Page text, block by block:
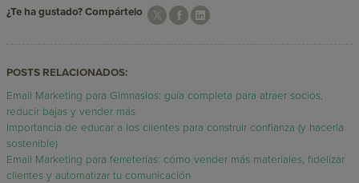
¿Te ha gustado? Compártelo
POSTS RELACIONADOS:
Email Marketing para Gimnasios: guía completa para atraer socios,
reducir bajas y vender más
Importancia de educar a los clientes para construir confianza (y hacerla
sostenible)
Email Marketing para ferreterías: cómo vender más materiales, fidelizar
clientes y automatizar tu comunicación